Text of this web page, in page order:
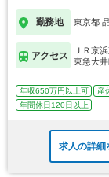
勤務地 東京都
アクセス
ＪＲ京
東急大
年収650万円以上可 産
年間休日120日以上
求人の詳細